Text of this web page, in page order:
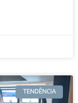
TENDÊNCIA